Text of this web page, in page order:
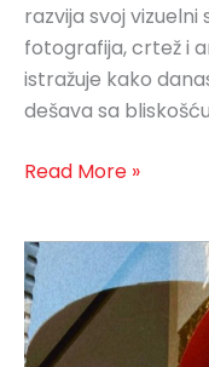
razvija svoj
fotografija, crtež i
istražuje kako
dešava sa
Read More »
Artist
Talk:
Pauliana
Valente